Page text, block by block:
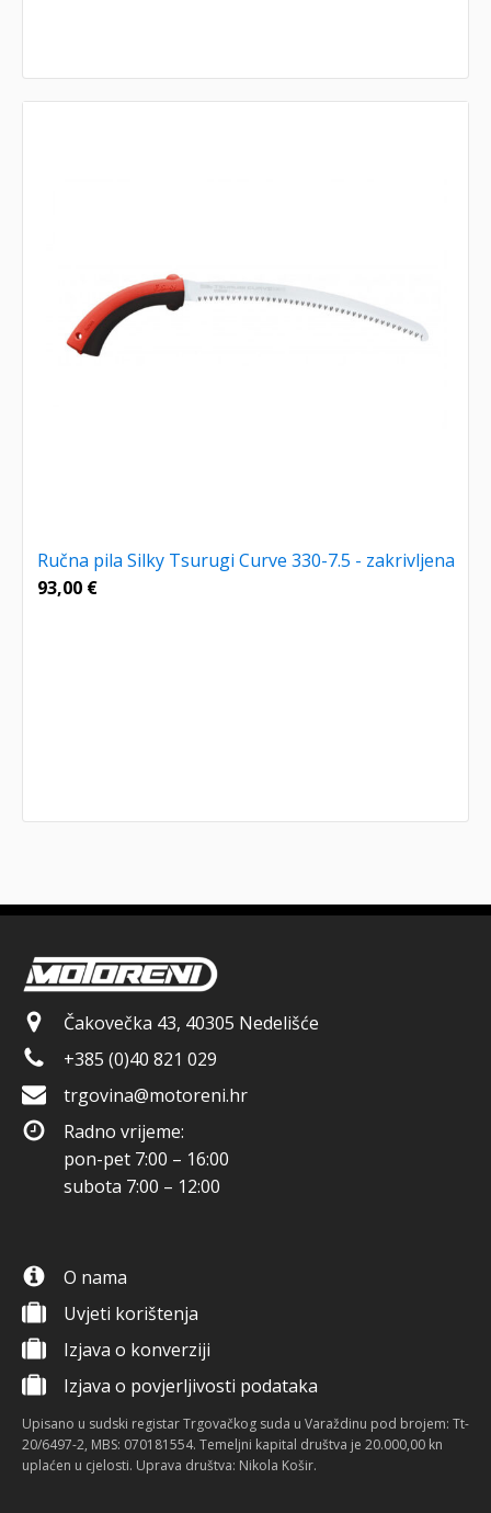
Ručna pila Silky Tsurugi Curve 330-7.5 - zakrivljena
93,00 €
Čakovečka 43, 40305 Nedelišće
+385 (0)40 821 029
trgovina@motoreni.hr
Radno vrijeme:
pon-pet 7:00 – 16:00
subota 7:00 – 12:00
O nama
Uvjeti korištenja
Izjava o konverziji
Izjava o povjerljivosti podataka
Upisano u sudski registar Trgovačkog suda u Varaždinu pod brojem: Tt-
20/6497-2, MBS: 070181554. Temeljni kapital društva je 20.000,00 kn
uplaćen u cjelosti. Uprava društva: Nikola Košir.